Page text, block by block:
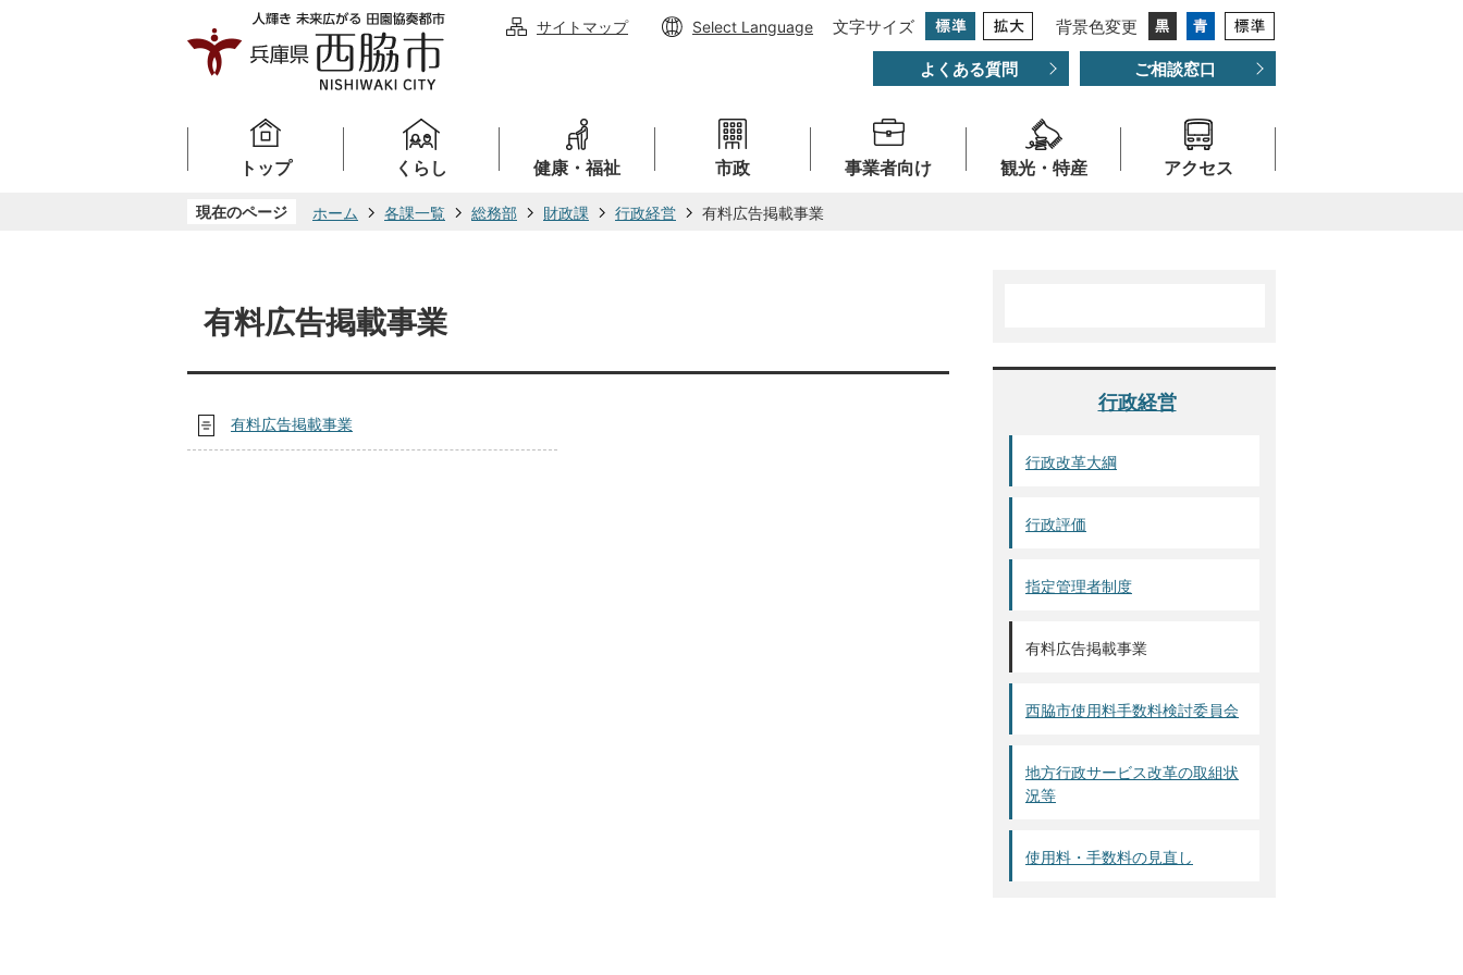
サイトマップ Select Language 文字サイズ 背景色変更
よくある質問 ご相談窓口
トップ くらし 健康・福祉 市政 事業者向け 観光・特産 アクセス
現在のページ ホーム 各課一覧 総務部 財政課 行政経営 有料広告掲載事業
有料広告掲載事業
有料広告掲載事業
行政経営
行政改革大綱
行政評価
指定管理者制度
有料広告掲載事業
西脇市使用料手数料検討委員会
地方行政サービス改革の取組状
況等
使用料・手数料の見直し